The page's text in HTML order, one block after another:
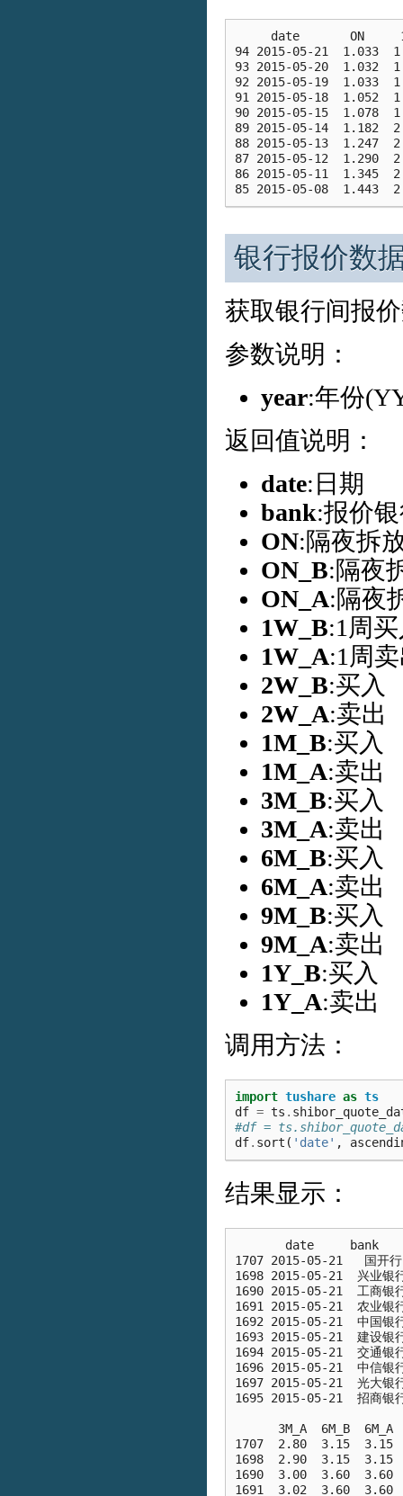
date       ON
94 2015-05-21  1.033
93 2015-05-20  1.032
92 2015-05-19  1.033
91 2015-05-18  1.052
90 2015-05-15  1.078
89 2015-05-14  1.182
88 2015-05-13  1.247
87 2015-05-12  1.290
86 2015-05-11  1.345
银行报价数
获取银行间报
参数说明：
year:年份
返回值说明：
date:日期
bank:报价
ON:隔夜拆
ON_B:隔夜
ON_A:隔夜
1W_B:1周
1W_A:1周
2W_B:买入
2W_A:卖出
1M_B:买入
1M_A:卖出
3M_B:买入
3M_A:卖出
6M_B:买入
6M_A:卖出
9M_B:买入
9M_A:卖出
1Y_B:买入
1Y_A:卖出
调用方法：
import tushare as ts
df = ts .
#df =
df. sort ( 'date' ,
结果显示：
date     bank
1707 2015-05-21   国
1698 2015-05-21  兴
1690 2015-05-21  工
1691 2015-05-21  农
1692 2015-05-21  中
1693 2015-05-21  建
1694 2015-05-21  交
1696 2015-05-21  中
1697 2015-05-21  光
1695 2015-05-21  招
3M_A  6M_B  6M_A
1707  2.80  3.15
1698  2.90  3.15
1690  3.00  3.60
1691  3.02  3.60